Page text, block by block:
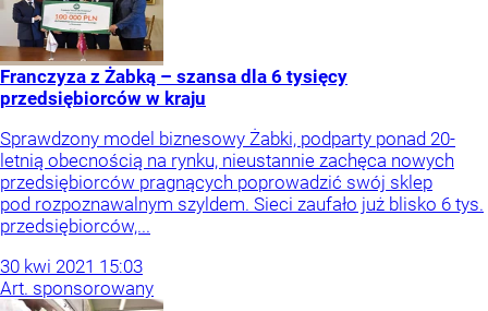
Franczyza z Żabką – szansa dla 6 tysięcy
przedsiębiorców w kraju
Sprawdzony model biznesowy Żabki, podparty ponad 20-
letnią obecnością na rynku, nieustannie zachęca nowych
przedsiębiorców pragnących poprowadzić swój sklep
pod rozpoznawalnym szyldem. Sieci zaufało już blisko 6 tys.
przedsiębiorców,...
30 kwi 2021 15:03
Art. sponsorowany